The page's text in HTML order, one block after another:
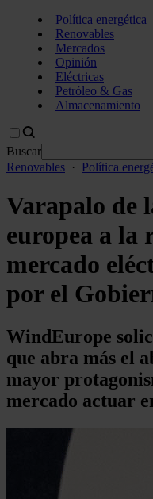
Política energética
Renovables
Mercados
Opinión
Eléctricas
Petróleo & Gas
Almacenamiento
Buscar
Renovables · Política
Varapalo de
europea a la
mercado
por el
WindEurope
que abra más el
mayor
mercado actuar